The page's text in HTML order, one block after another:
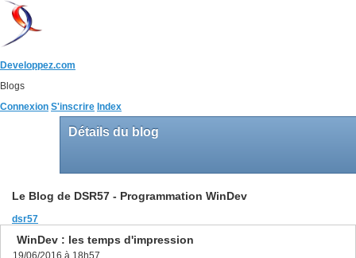
Developpez.com
Blogs
Connexion S'inscrire Index
Détails du blog
Le Blog de DSR57 - Programmation WinDev
dsr57
WinDev : les temps d'impression
19/06/2016 à 18h57